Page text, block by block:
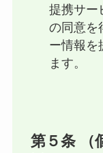
提携サー
の同意を
ー情報を
ます。
第５条 （